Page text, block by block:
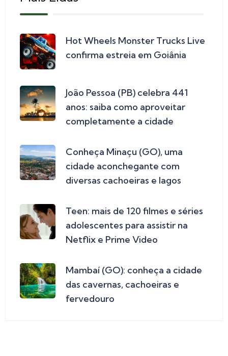
Hot Wheels Monster Trucks Live
confirma estreia em Goiânia
João Pessoa (PB) celebra 441
anos: saiba como aproveitar
completamente a cidade
Conheça Minaçu (GO), uma
cidade aconchegante com
diversas cachoeiras e lagos
Teen: mais de 120 filmes e séries
adolescentes para assistir na
Netflix e Prime Video
Mambaí (GO): conheça a cidade
das cavernas, cachoeiras e
fervedouro